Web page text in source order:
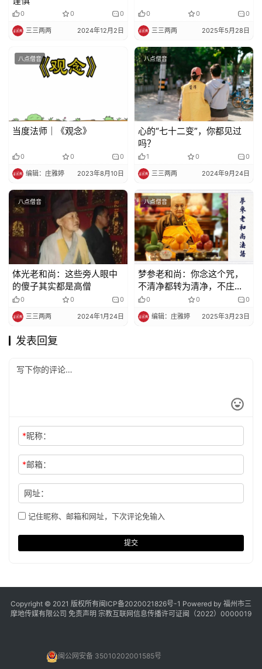
0 0 0
三三两两 2024年12月2日
0 0 0
三三两两 2025年5月28日
八点僧音
当度法师｜《观念》
0 0 0
编辑：庄雅婷 2023年8月10日
八点僧音
心的“七十二变”，你都见过
吗？
1 0 0
三三两两 2024年9月24日
八点僧音
体光老和尚：这些旁人眼中
的傻子其实都是高僧
0 0 0
三三两两 2024年1月24日
八点僧音
梦参老和尚：你念这个咒，
不清净都转为清净，不庄严
转为庄严
0 0 0
编辑：庄雅婷 2025年3月23日
发表回复
*昵称：
*邮箱：
网址：
记住昵称、邮箱和网址，下次评论免输入
提交
Copyright © 2021 版权所有闽ICP备2020021826号-1 Powered by 福州市三
摩地传媒有限公司 免责声明 宗教互联网信息传播许可证闽（2022）0000019
闽公网安备 35010202001585号